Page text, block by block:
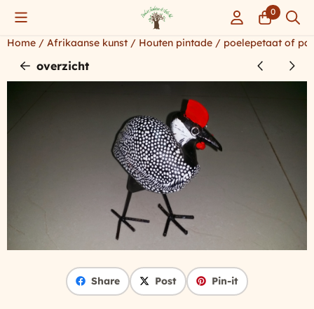
Cookievoorkeuren zijn momenteel gesloten. 0
Home / Afrikaanse kunst / Houten pintade / poelepetaat of
overzicht
Share Post Pin-it